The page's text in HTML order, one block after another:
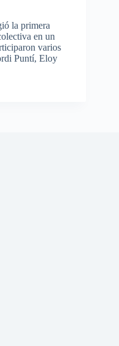
la primera
en un
varios
Puntí, Eloy